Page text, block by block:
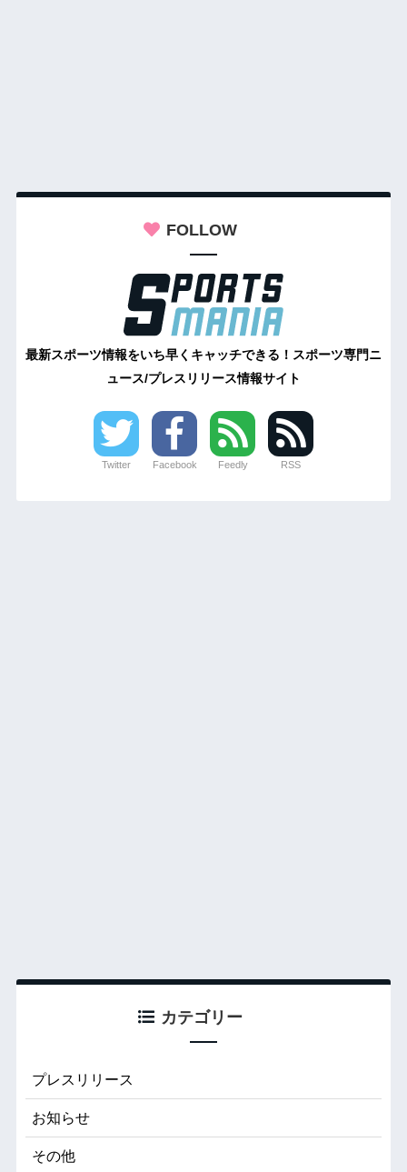
FOLLOW
最新スポーツ情報をいち早くキャッチできる！スポーツ専門ニ
ュース/プレスリリース情報サイト
Twitter Facebook Feedly RSS
カテゴリー
プレスリリース
お知らせ
その他